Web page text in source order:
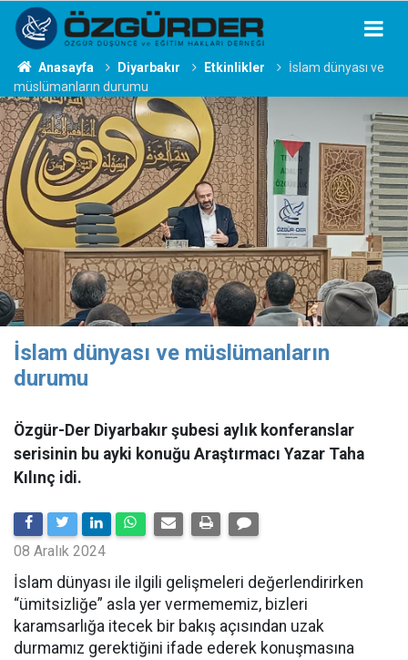
Anasayfa Diyarbakır Etkinlikler
İslam dünyası ve
müslümanların durumu
İslam dünyası ve müslümanların
durumu
Özgür-Der Diyarbakır şubesi aylık konferanslar
serisinin bu ayki konuğu Araştırmacı Yazar Taha
Kılınç idi.
08 Aralık 2024
İslam dünyası ile ilgili gelişmeleri değerlendirirken
“ümitsizliğe” asla yer vermememiz, bizleri
karamsarlığa itecek bir bakış açısından uzak
durmamız gerektiğini ifade ederek konuşmasına